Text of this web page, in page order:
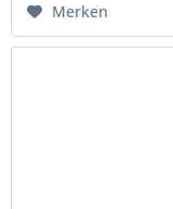
Merken